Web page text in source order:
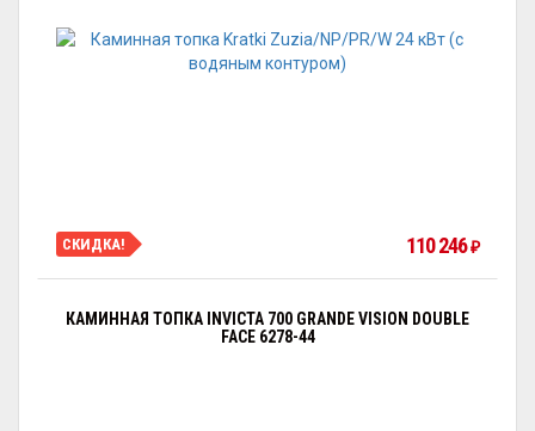
СКИДКА! 110 246₽
КАМИННАЯ ТОПКА INVICTA 700 GRANDE VISION DOUBLE
FACE 6278-44